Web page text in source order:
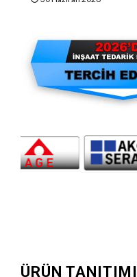
ÜRÜN TANITIMI